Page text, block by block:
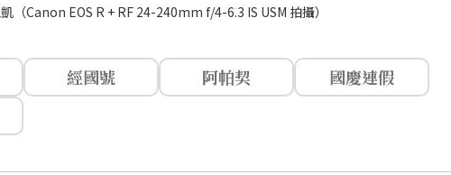
Canon EOS R + RF 24-240mm f/4-6.3 IS USM 拍攝）
經國號 阿帕契
國慶連假